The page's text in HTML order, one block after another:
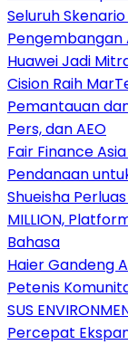
Seluruh
Pengembangan
Huawei Jadi
Cision Raih
Pemantauan
Pers, dan AEO
Fair Finance
Pendanaan
Shueisha
MILLION,
Bahasa
Haier Gandeng
Petenis
SUS
Percepat